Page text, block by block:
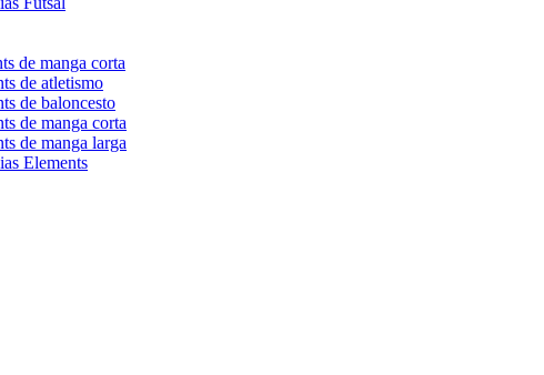
de manga corta
de atletismo
de baloncesto
de manga corta
de manga larga
Elements